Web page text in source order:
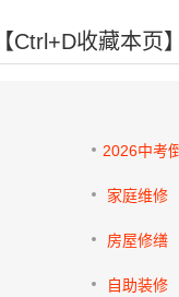
Ctrl+D收藏本页】
2026中考
家庭维修
房屋修缮
自助装修